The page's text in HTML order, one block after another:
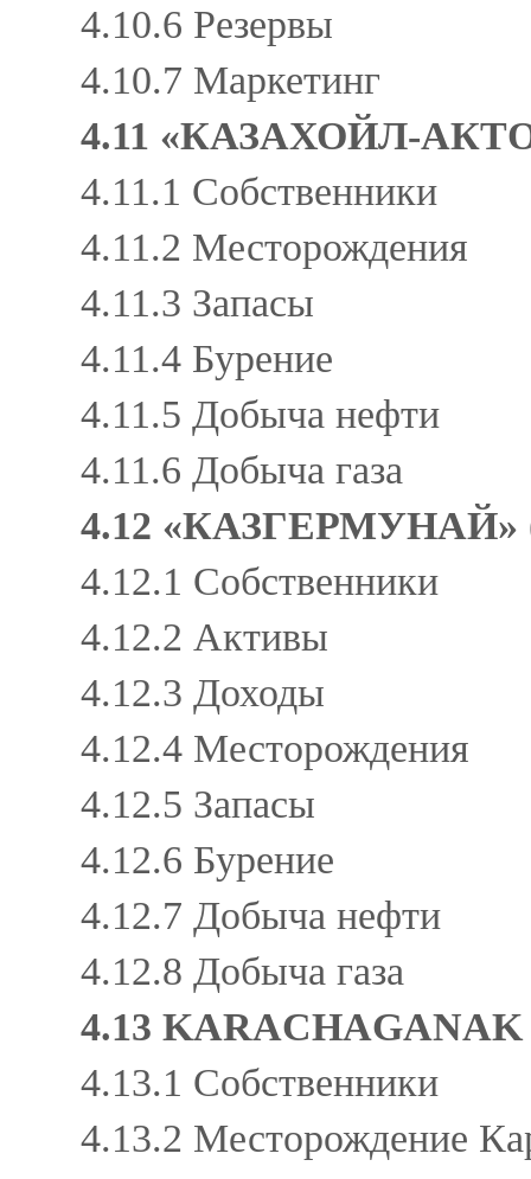
4.10.6 Резервы
4.10.7 Маркетинг
4.11 «КАЗАХОЙЛ-
4.11.1 Собственники
4.11.2 Месторождения
4.11.3 Запасы
4.11.4 Бурение
4.11.5 Добыча нефти
4.11.6 Добыча газа
4.12 «КАЗГЕРМУНАЙ»
4.12.1 Собственники
4.12.2 Активы
4.12.3 Доходы
4.12.4 Месторождения
4.12.5 Запасы
4.12.6 Бурение
4.12.7 Добыча нефти
4.12.8 Добыча газа
4.13
4.13.1 Собственники
4.13.2 Месторождение